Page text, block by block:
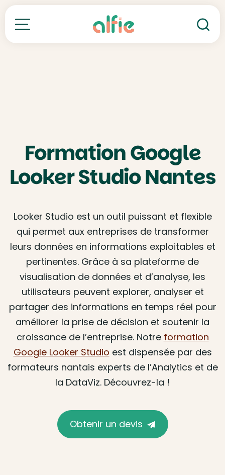
Toutes nos formations
Formation Google
Looker Studio Nantes
Looker Studio est un outil puissant et flexible
qui permet aux entreprises de transformer
leurs données en informations exploitables et
pertinentes. Grâce à sa plateforme de
visualisation de données et d’analyse, les
utilisateurs peuvent explorer, analyser et
partager des informations en temps réel pour
améliorer la prise de décision et soutenir la
croissance de l’entreprise. Notre formation
Google Looker Studio est dispensée par des
formateurs nantais experts de l’Analytics et de
la DataViz. Découvrez-la !
Obtenir un devis